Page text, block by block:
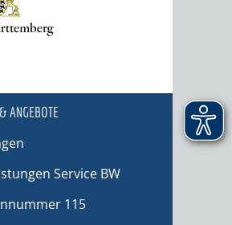
ANGEBOTE
Service BW
115